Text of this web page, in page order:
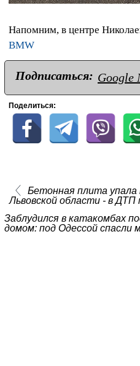
Напомним, в центре
BMW
Подписаться: Google
Поделиться:
Бетонная плита упала
Львовской области - в ДТП
Заблудился в катакомбах
домом: под Одессой спасли